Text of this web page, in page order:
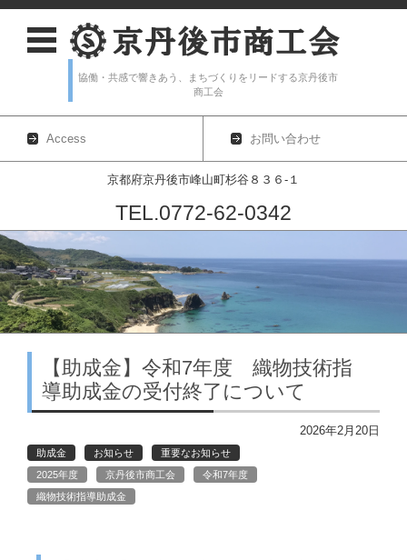
協働・共感で響きあう、まちづくりをリードする京丹後市
商工会
Access お問い合わせ
京都府京丹後市峰山町杉谷８３６-１
TEL.0772-62-0342
コンテンツに移動
【助成金】令和7年度 織物技術指
導助成金の受付終了について
2026年2月20日
助成金 お知らせ
重要なお知らせ
2025年度
京丹後市商工会
令和7年度
織物技術指導助成金